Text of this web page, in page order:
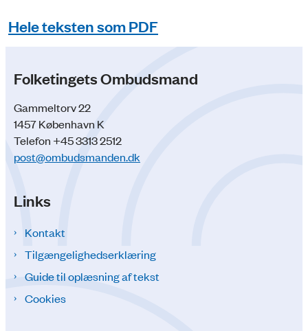
Hele teksten som PDF
Folketingets Ombudsmand
Gammeltorv 22
1457 København K
Telefon +45 3313 2512
post@ombudsmanden.dk
Links
Kontakt
Tilgængelighedserklæring
Guide til oplæsning af tekst
Cookies